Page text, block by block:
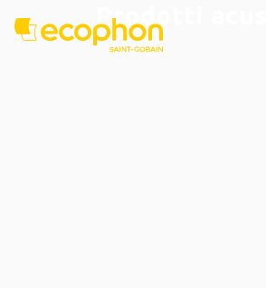
Prodotti